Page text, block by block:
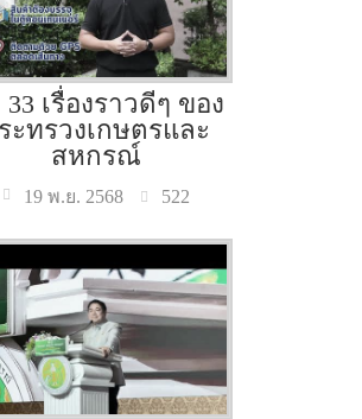
33 เรื่องราวดีๆ ของ
ะทรวงเกษตรและ
สหกรณ์
19 พ.ย. 2568 522